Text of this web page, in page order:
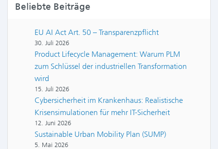
Beliebte Beiträge
EU AI Act Art. 50 – Transparenzpflicht
30. Juli 2026
Product Lifecycle Management: Warum PLM
zum Schlüssel der industriellen Transformation
wird
15. Juli 2026
Cybersicherheit im Krankenhaus: Realistische
Krisensimulationen für mehr IT-Sicherheit
12. Juni 2026
Sustainable Urban Mobility Plan (SUMP)
5. Mai 2026